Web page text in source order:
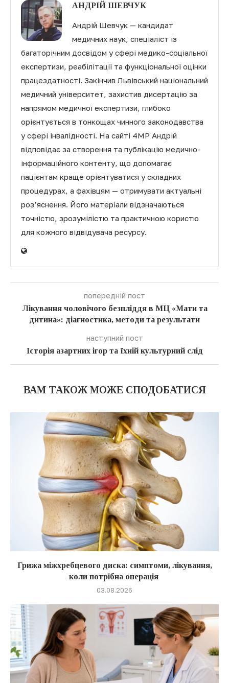
АНДРІЙ ШЕВЧУК
Андрій Шевчук — кандидат
медичних наук, спеціаліст із
багаторічним досвідом у сфері медико-соціальної
експертизи, реабілітації та функціональної оцінки
працездатності. Закінчив Львівський національний
медичний університет, захистив дисертацію за
напрямом медичної експертизи, глибоко
орієнтується в тонкощах чинного законодавства
у сфері інвалідності. На сайті 4MP Андрій
відповідає за створення та публікацію медично-
інформаційного контенту, що допомагає
пацієнтам краще орієнтуватися у складних
процедурах, а фахівцям — отримувати актуальні
роз’яснення. Його матеріали відзначаються
точністю, зрозумілістю та практичною користю
для кожного відвідувача ресурсу.
попередній пост
Лікування чоловічого безпліддя в МЦ «Мати та
дитина»: діагностика, методи та результати
наступний пост
Історія азартних ігор та їхній культурний слід
ВАМ ТАКОЖ МОЖЕ СПОДОБАТИСЯ
Грижа міжхребцевого диска: симптоми, лікування,
коли потрібна операція
03.08.2026